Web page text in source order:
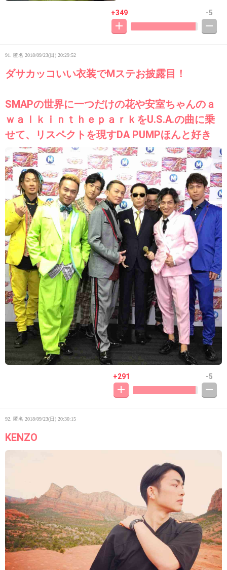
+349 -5
91. 匿名 2018/09/23(日) 20:29:52
ダサカッコいい衣装でMステお披露目！
SMAPの世界に一つだけの花や安室ちゃんのａ
ｗａｌｋｉｎｔｈｅｐａｒｋをU.S.A.の曲に乗
せて、リスペクトを現すDA PUMPほんと好き
+291 -5
92. 匿名 2018/09/23(日) 20:30:15
KENZO